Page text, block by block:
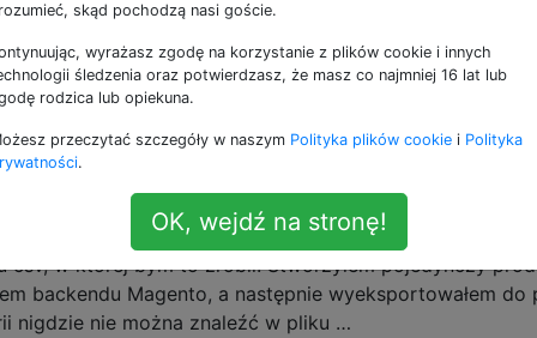
funkcję eksportu zamówienia sprzedaży (za
moduł, który dodaje nową siatkę do
rozszerza oryginał. Korzysta z funkcji _beforeLoad (),
tabel. Problem, który mam, polega na tym, że …
za pomocą csv
się taką podstawową funkcją, ale nie mogę znaleźć
w której bym to zrobił. Stworzyłem pojedynczy
backendu Magento, a następnie wyeksportowałem do
nigdzie nie można znaleźć w pliku …
skąd pochodzą nasi goście.
wyrażasz zgodę na korzystanie z plików cookie i innych
śledzenia oraz potwierdzasz, że masz co najmniej 16 lat lub
rodzica lub opiekuna.
przeczytać szczegóły w naszym Polityka plików cookie i Polityka
.
OK, wejdź na stronę!